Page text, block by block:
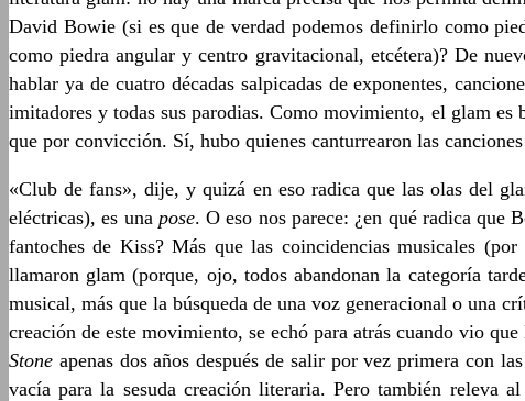
David Bowie (si es que de verdad podemos definirlo como
como piedra angular y centro gravitacional, etcétera)? De
hablar ya de cuatro décadas salpicadas de exponentes,
imitadores y todas sus parodias. Como movimiento, el glam es
que por convicción. Sí, hubo quienes canturrearon las
«Club de fans», dije, y quizá en eso radica que las olas del
eléctricas), es una pose. O eso nos parece: ¿en qué radica que
fantoches de Kiss? Más que las coincidencias musicales
llamaron glam (porque, ojo, todos abandonan la categoría
musical, más que la búsqueda de una voz generacional o una
creación de este movimiento, se echó para atrás cuando vio
Stone apenas dos años después de salir por vez primera con
vacía para la sesuda creación literaria. Pero también